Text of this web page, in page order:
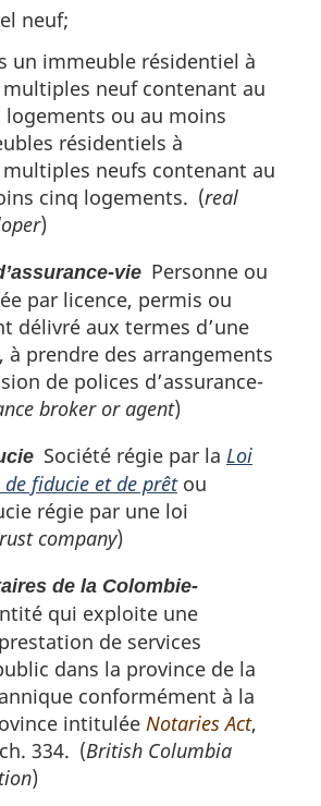
neuf;
un immeuble résidentiel à
neuf contenant au
ou au moins
résidentiels à
neufs contenant au
cinq logements. (real
)
vie Personne ou
par licence, permis ou
délivré aux termes d’une
à prendre des arrangements
de polices d’assurance-
broker or agent)
Société régie par la Loi
de fiducie et de prêtou
régie par une loi
company)
de la Colombie-
qui exploite une
de services
dans la province de la
conformément à la
intitulée Notaries Act,
334. (British Columbia
)